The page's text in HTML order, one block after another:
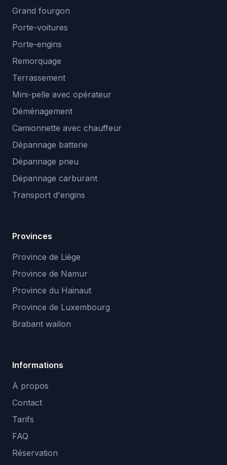
Grand fourgon
Porte-voitures
Porte-engins
Remorquage
Terrassement
Mini-pelle avec opérateur
Déménagement
Camionnette avec chauffeur
Dépannage batterie
Dépannage pneu
Dépannage carburant
Transport d'engins
Provinces
Province de Liège
Province de Namur
Province du Hainaut
Province de Luxembourg
Brabant wallon
Informations
À propos
Contact
Tarifs
FAQ
Réservation